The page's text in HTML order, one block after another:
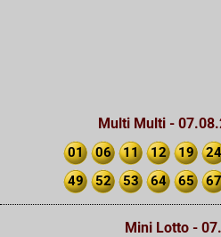
Multi Multi -
01 06 11 12 19 24
49
52 53 64 65 67
Mini Lotto -